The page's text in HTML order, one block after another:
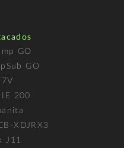
GO
GO
IE 200
XDJRX3
J11